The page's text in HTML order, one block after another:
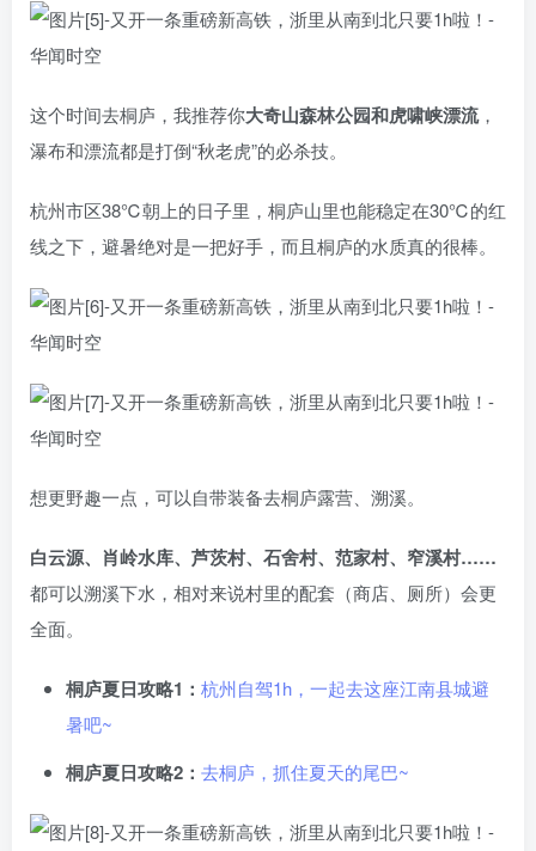
这个时间去桐庐，我推荐你大奇山森林公园和虎啸峡漂流，
瀑布和漂流都是打倒“秋老虎”的必杀技。
杭州市区38℃朝上的日子里，桐庐山里也能稳定在30℃的红
线之下，避暑绝对是一把好手，而且桐庐的水质真的很棒。
想更野趣一点，可以自带装备去桐庐露营、溯溪。
白云源、肖岭水库、芦茨村、石舍村、范家村、窄溪村……
都可以溯溪下水，相对来说村里的配套（商店、厕所）会更
全面。
桐庐夏日攻略1： 杭州自驾1h，一起去这座江南县城避
暑吧~
桐庐夏日攻略2： 去桐庐，抓住夏天的尾巴~